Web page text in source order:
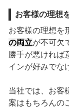
お客様の理想
お客様の理想を
の両立が不可欠
勝手が悪ければ
インが好みでな
当社では、お客
案はもちろんの